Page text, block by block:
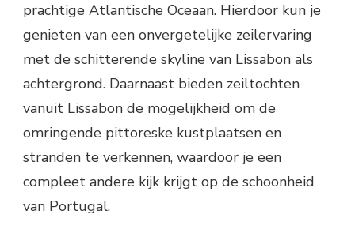
prachtige Atlantische Oceaan. Hierdoor kun je
genieten van een onvergetelijke zeilervaring
met de schitterende skyline van Lissabon als
achtergrond. Daarnaast bieden zeiltochten
vanuit Lissabon de mogelijkheid om de
omringende pittoreske kustplaatsen en
stranden te verkennen, waardoor je een
compleet andere kijk krijgt op de schoonheid
van Portugal.